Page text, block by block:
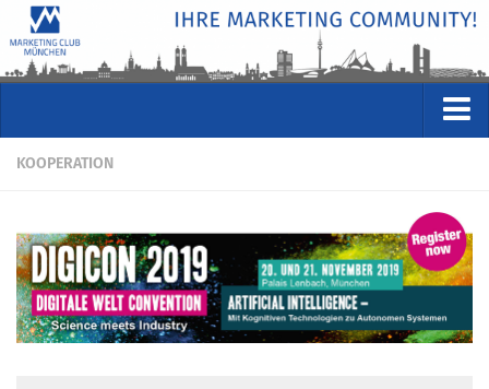
VERANSTALTUNGEN
Rückblicke
Veranstaltungsformate
STUDIO
KOOPERATION